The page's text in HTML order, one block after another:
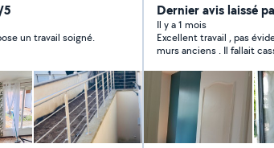
merci
5
un travail soigné.
acompte en début
reception du chantier. Si vous êtes intéressés, n'hesitez
pas pour tout
cordialement
Dernier avis laissé
Il y a 1 mois
Excellent travail , pas
murs anciens . Il fallait
de plâtre et terminer avec de la toile
peint et finir avec de la toile Travail appliqué et
donne un super rendu . Chantier de plusieurs jours mais fait
dans la foulée. Agréable de ne pas
travaillait était très
chantier était nettoyé et